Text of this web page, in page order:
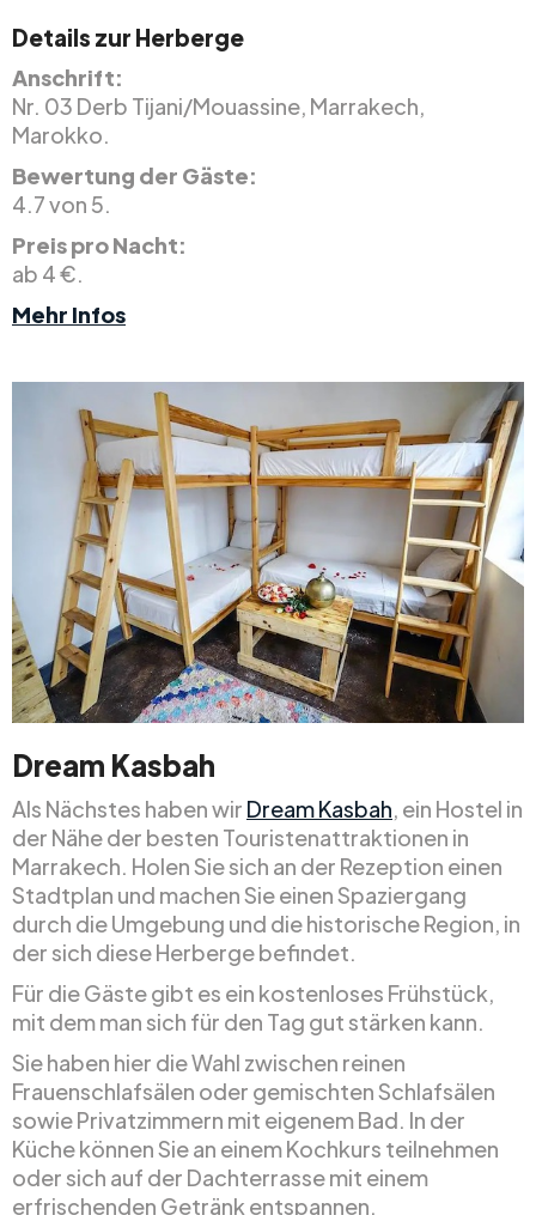
Details zur Herberge
Anschrift:
Nr. 03 Derb Tijani/Mouassine, Marrakech,
Marokko.
Bewertung der Gäste:
4.7 von 5.
Preis pro Nacht:
ab 4 €.
Mehr Infos
Dream Kasbah
Als Nächstes haben wir Dream Kasbah, ein Hostel in
der Nähe der besten Touristenattraktionen in
Marrakech. Holen Sie sich an der Rezeption einen
Stadtplan und machen Sie einen Spaziergang
durch die Umgebung und die historische Region, in
der sich diese Herberge befindet.
Für die Gäste gibt es ein kostenloses Frühstück,
mit dem man sich für den Tag gut stärken kann.
Sie haben hier die Wahl zwischen reinen
Frauenschlafsälen oder gemischten Schlafsälen
sowie Privatzimmern mit eigenem Bad. In der
Küche können Sie an einem Kochkurs teilnehmen
oder sich auf der Dachterrasse mit einem
erfrischenden Getränk entspannen.